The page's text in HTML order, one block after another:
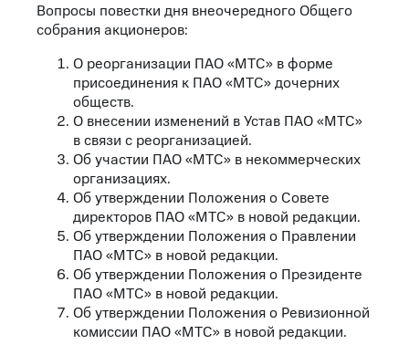
Вопросы повестки дня внеочередного Общего
собрания акционеров:
О реорганизации ПАО «МТС» в форме
присоединения к ПАО «МТС» дочерних
обществ.
О внесении изменений в Устав ПАО «МТС»
в связи с реорганизацией.
Об участии ПАО «МТС» в некоммерческих
организациях.
Об утверждении Положения о Совете
директоров ПАО «МТС» в новой редакции.
Об утверждении Положения о Правлении
ПАО «МТС» в новой редакции.
Об утверждении Положения о Президенте
ПАО «МТС» в новой редакции.
Об утверждении Положения о Ревизионной
комиссии ПАО «МТС» в новой редакции.